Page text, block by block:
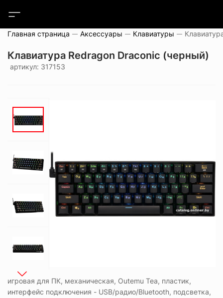
Главная страница Аксессуары Клавиатуры
Клавиатура Redragon Draconic (черный)
артикул: 317153
игровая для ПК, механическая, Outemu Tea, пластик,
интерфейс подключения - USB/радио/Bluetooth, подсветка,